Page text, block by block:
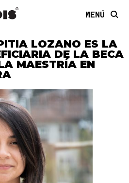
MENÚ
LOZANO ES LA
DE LA BECA
MAESTRÍA EN